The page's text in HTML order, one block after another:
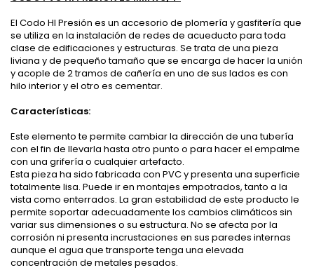
El Codo HI Presión es un accesorio de plomería y gasfitería que
se utiliza en la instalación de redes de acueducto para toda
clase de edificaciones y estructuras. Se trata de una pieza
liviana y de pequeño tamaño que se encarga de hacer la unión
y acople de 2 tramos de cañería en uno de sus lados es con
hilo interior y el otro es cementar.
Características:
Este elemento te permite cambiar la dirección de una tubería
con el fin de llevarla hasta otro punto o para hacer el empalme
con una grifería o cualquier artefacto.
Esta pieza ha sido fabricada con PVC y presenta una superficie
totalmente lisa. Puede ir en montajes empotrados, tanto a la
vista como enterrados. La gran estabilidad de este producto le
permite soportar adecuadamente los cambios climáticos sin
variar sus dimensiones o su estructura. No se afecta por la
corrosión ni presenta incrustaciones en sus paredes internas
aunque el agua que transporte tenga una elevada
concentración de metales pesados.